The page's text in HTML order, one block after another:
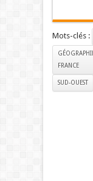
Mots-clés :
FRANCE
SUD-OUEST